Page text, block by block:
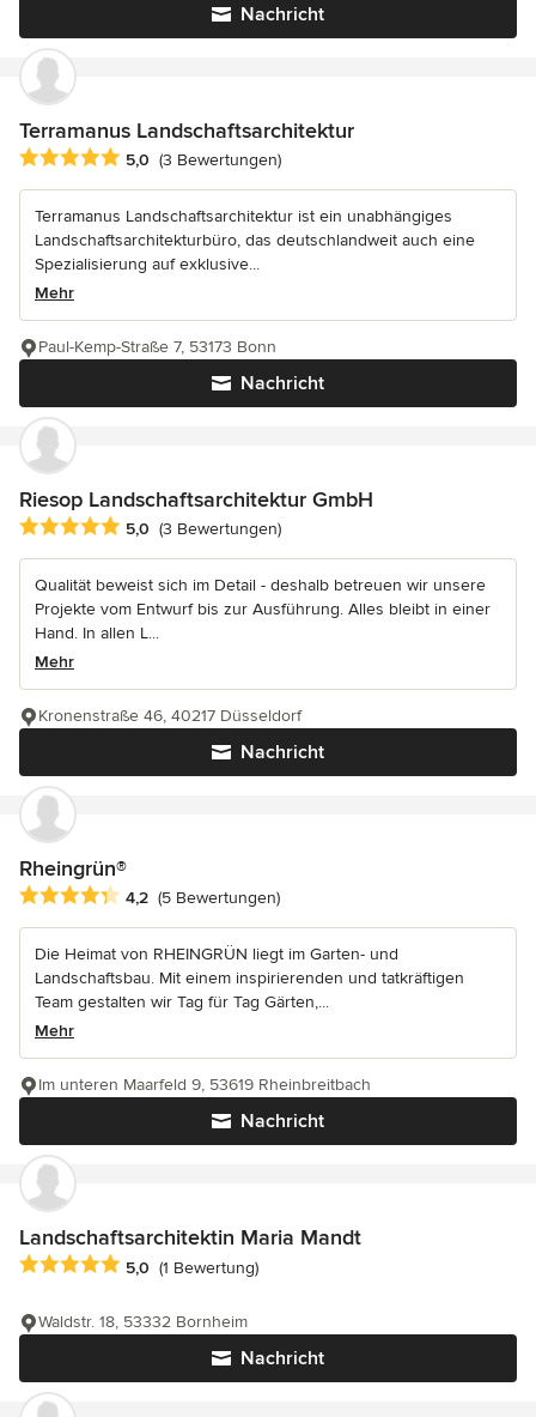
Nachricht
Terramanus Landschaftsarchitektur
Durchschnittliche Bewertung: 5 von 5 Sternen
5,0 (3 Bewertungen)
Terramanus Landschaftsarchitektur ist ein unabhängiges
Landschaftsarchitekturbüro, das deutschlandweit auch eine
Spezialisierung auf exklusive...
Mehr
Nachricht
Paul-Kemp-Straße 7, 53173 Bonn
Riesop Landschaftsarchitektur GmbH
Durchschnittliche Bewertung: 5 von 5 Sternen
5,0 (3 Bewertungen)
Qualität beweist sich im Detail - deshalb betreuen wir unsere
Projekte vom Entwurf bis zur Ausführung. Alles bleibt in einer
Hand. In allen L...
Mehr
Nachricht
Kronenstraße 46, 40217 Düsseldorf
Rheingrün®
Durchschnittliche Bewertung: 4.2 von 5 Sternen
4,2 (5 Bewertungen)
Die Heimat von RHEINGRÜN liegt im Garten- und
Landschaftsbau. Mit einem inspirierenden und tatkräftigen
Team gestalten wir Tag für Tag Gärten,...
Mehr
Nachricht
Im unteren Maarfeld 9, 53619 Rheinbreitbach
Landschaftsarchitektin Maria Mandt
Durchschnittliche Bewertung: 5 von 5 Sternen
5,0 (1 Bewertung)
Nachricht
Waldstr. 18, 53332 Bornheim